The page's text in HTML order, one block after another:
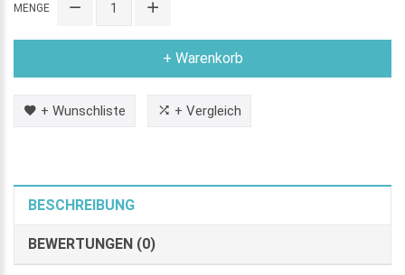
MENGE
+ Warenkorb
+ Wunschliste + Vergleich
BESCHREIBUNG
BEWERTUNGEN (0)